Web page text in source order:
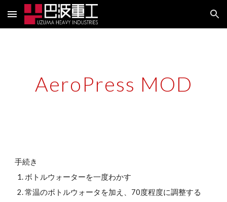
Skip to main content Skip to navigation
AeroPress MOD
手続き
ボトルウォーターを一度わかす
常温のボトルウォータを加え、70度程度に調整する